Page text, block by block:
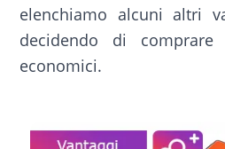
elenchiamo alcuni altri
decidendo di comprare
economici.